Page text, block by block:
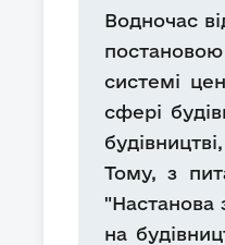
Водночас
постановою
системі
сфері
Тому, з
"Настанова
на